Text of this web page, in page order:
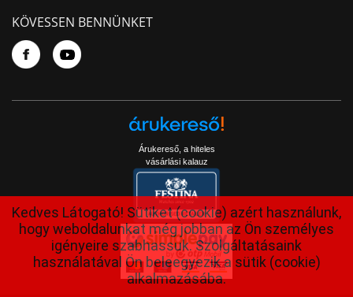
KÖVESSEN BENNÜNKET
Árukereső, a hiteles
vásárlási kalauz
Kedves Látogató! Sütiket (cookie) azért használunk,
hogy weboldalunkat még jobban az Ön személyes
igényeire szabhassuk. Szolgáltatásaink
használatával Ön beleegyezik a sütik (cookie)
alkalmazásába.